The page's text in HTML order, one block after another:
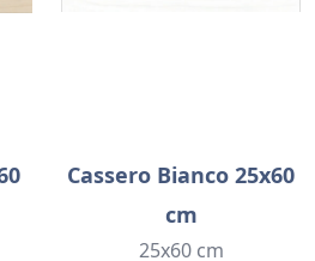
Cassero Bianco 25x60
cm
25x60 cm